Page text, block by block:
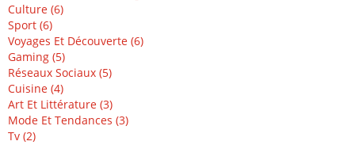
Culture (6)
Sport (6)
Voyages Et Découverte (6)
Gaming (5)
Réseaux Sociaux (5)
Cuisine (4)
Art Et Littérature (3)
Mode Et Tendances (3)
Tv (2)